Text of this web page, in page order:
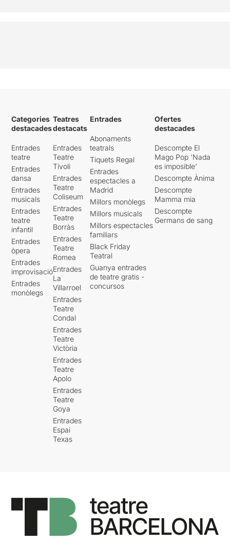
Categories
destacades
Entrades
teatre
Entrades
dansa
Entrades
musicals
Entrades
teatre
infantil
Entrades
òpera
Entrades
improvisació
Entrades
monòlegs
Teatres
destacats
Entrades
Teatre
Tívoli
Entrades
Teatre
Coliseum
Entrades
Teatre
Borràs
Entrades
Teatre
Romea
Entrades
La
Villarroel
Entrades
Teatre
Condal
Entrades
Teatre
Victòria
Entrades
Teatre
Apolo
Entrades
Teatre
Goya
Entrades
Espai
Texas
Entrades
Abonaments
teatrals
Tiquets Regal
Entrades
espectacles a
Madrid
Millors monòlegs
Millors musicals
Millors espectacles
familiars
Black Friday
Teatral
Guanya entrades
de teatre gratis -
concursos
Ofertes
destacades
Descompte El
Mago Pop 'Nada
es imposible'
Descompte Ànima
Descompte
Mamma mia
Descompte
Germans de sang